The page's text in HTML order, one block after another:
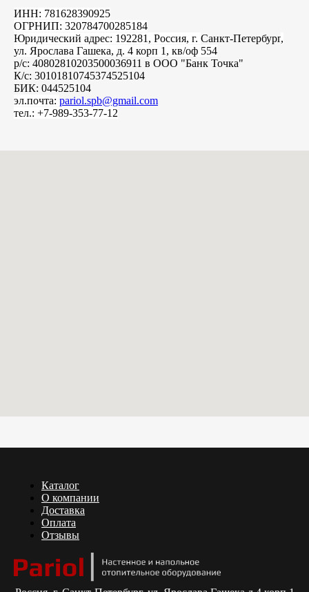
ИНН: 781628390925
ОГРНИП: 320784700285184
Юридический адрес: 192281, Россия, г. Санкт-Петербург,
ул. Ярослава Гашека, д. 4 корп 1, кв/оф 554
р/с: 40802810203500036911 в ООО "Банк Точка"
К/с: 30101810745374525104
БИК: 044525104
эл.почта: pariol.spb@gmail.com
тел.: +7-989-353-77-12
Каталог
О компании
Доставка
Оплата
Отзывы